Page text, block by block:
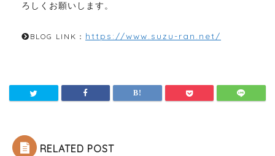
ろしくお願いします。
BLOG LINK： https://www.suzu-ran.net/
RELATED POST